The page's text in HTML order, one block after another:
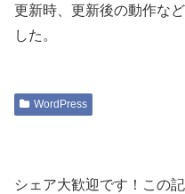
更新時、更新後の動作な
した。
WordPress
シェア大歓迎です！この